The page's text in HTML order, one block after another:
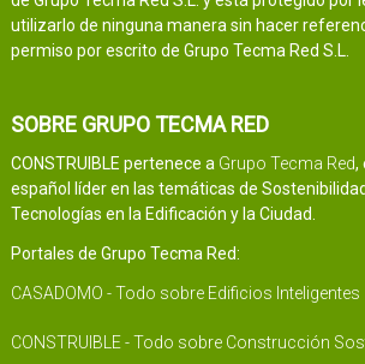
utilizarlo de ninguna manera sin hacer
permiso por escrito de Grupo Tecma Red S.L.
SOBRE GRUPO TECMA RED
CONSTRUIBLE pertenece a Grupo Tecma Red,
español líder en las temáticas de
Tecnologías en la Edificación y la Ciudad.
Portales de Grupo Tecma Red:
CASADOMO - Todo sobre Edificios Inteligentes
CONSTRUIBLE - Todo sobre Construcción